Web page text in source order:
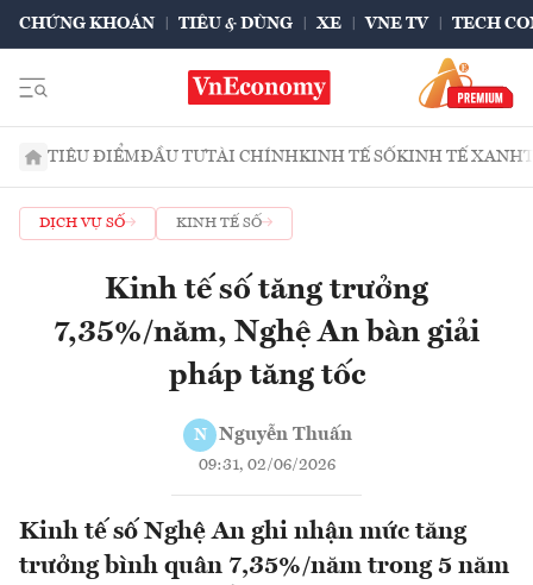
CHỨNG KHOÁN TIÊU & DÙNG XE VNE TV TECH
TIÊU ĐIỂMĐẦU TƯTÀI CHÍNHKINH TẾ SỐKINH TẾ XANH
DỊCH VỤ SỐ KINH TẾ SỐ
Kinh tế số tăng trưởng
7,35%/năm, Nghệ An bàn giải
pháp tăng tốc
N Nguyễn Thuấn
09:31, 02/06/2026
Kinh tế số Nghệ An ghi nhận mức tăng
trưởng bình quân 7,35%/năm trong 5 năm